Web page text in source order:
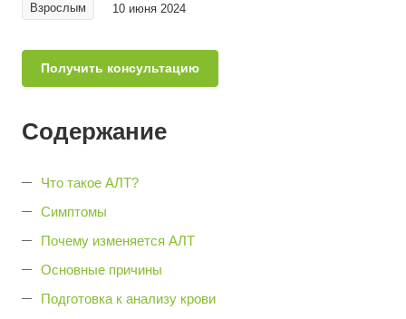
Взрослым 10 июня 2024
Получить консультацию
Содержание
Что такое АЛТ?
Симптомы
Почему изменяется АЛТ
Основные причины
Подготовка к анализу крови